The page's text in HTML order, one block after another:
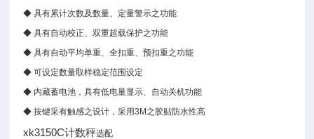
◆具有累计次数及数量、定量警示之功能
◆具有自动校正、双重超载保护之功能
◆具有自动平均单重、全扣重、预扣重之功能
◆可设定数量取样稳定范围设定
◆ 内藏蓄电池，具有低电量显示、自动关机功能
◆按键采有触感之设计，采用3M之胶贴防水性高
xk3150C计数秤选配